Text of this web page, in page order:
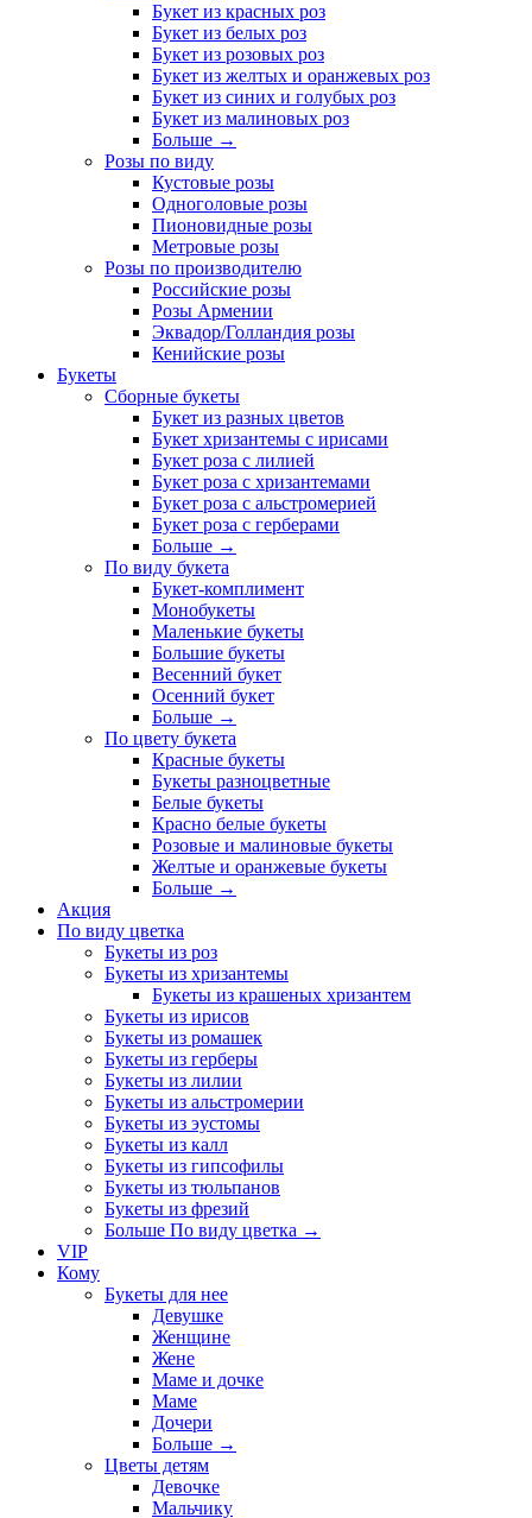
Букет из красных роз
Букет из белых роз
Букет из розовых роз
Букет из желтых и оранжевых роз
Букет из синих и голубых роз
Букет из малиновых роз
Больше →
Розы по виду
Кустовые розы
Одноголовые розы
Пионовидные розы
Метровые розы
Розы по производителю
Российские розы
Розы Армении
Эквадор/Голландия розы
Кенийские розы
Букеты
Сборные букеты
Букет из разных цветов
Букет хризантемы с ирисами
Букет роза с лилией
Букет роза с хризантемами
Букет роза с альстромерией
Букет роза с герберами
Больше →
По виду букета
Букет-комплимент
Монобукеты
Маленькие букеты
Большие букеты
Весенний букет
Осенний букет
Больше →
По цвету букета
Красные букеты
Букеты разноцветные
Белые букеты
Красно белые букеты
Розовые и малиновые букеты
Желтые и оранжевые букеты
Больше →
Акция
По виду цветка
Букеты из роз
Букеты из хризантемы
Букеты из крашеных хризантем
Букеты из ирисов
Букеты из ромашек
Букеты из герберы
Букеты из лилии
Букеты из альстромерии
Букеты из эустомы
Букеты из калл
Букеты из гипсофилы
Букеты из тюльпанов
Букеты из фрезий
Больше По виду цветка →
VIP
Кому
Букеты для нее
Девушке
Женщине
Жене
Маме и дочке
Маме
Дочери
Больше →
Цветы детям
Девочке
Мальчику